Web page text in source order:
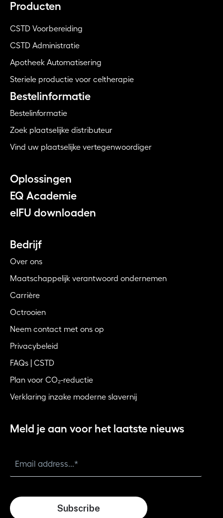
Producten
CSTD Voorbereiding
CSTD Administratie
Apotheek Automatisering
Steriele productie voor celtherapie
Bestelinformatie
Bestelinformatie
Zoek plaatselijke distributeur
Vind uw plaatselijke vertegenwoordiger
Oplossingen
EQ Academie
eIFU downloaden
Bedrijf
Over ons
Maatschappelijk verantwoord ondernemen
Carrière
Octrooien
Neem contact met ons op
Privacybeleid
FAQs | CSTD
Plan voor CO₂-reductie
Verklaring inzake moderne slavernij
Meld je aan voor het laatste nieuws